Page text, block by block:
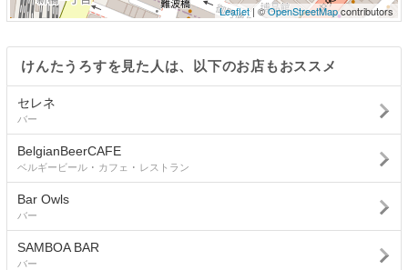
Leaflet | ©OpenStreetMapcontributors
けんたうろすを見た人は、以下のお店もおススメ
セレネ
バー
BelgianBeerCAFE
ベルギービール ･ カフェ ･ レストラン
Bar Owls
バー
SAMBOA BAR
バー